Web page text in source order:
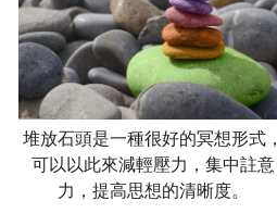
堆放石頭是一種很好的冥想形式，
可以以此來減輕壓力，集中註意
力，提高思想的清晰度。